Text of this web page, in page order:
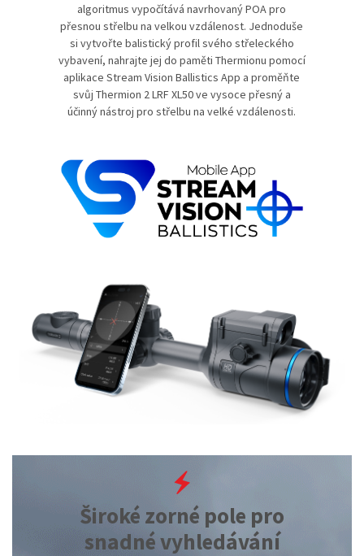
algoritmus vypočítává navrhovaný POA pro
přesnou střelbu na velkou vzdálenost. Jednoduše
si vytvořte balistický profil svého střeleckého
vybavení, nahrajte jej do paměti Thermionu pomocí
aplikace Stream Vision Ballistics App a proměňte
svůj Thermion 2 LRF XL50 ve vysoce přesný a
účinný nástroj pro střelbu na velké vzdálenosti.
Široké zorné pole pro
snadné vyhledávání